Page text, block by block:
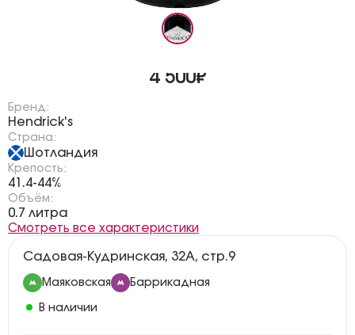
4 500₽
Бренд:
Hendrick's
Страна:
Шотландия
Крепость:
41.4-44%
Объём:
0.7 литра
Смотреть все характеристики
Садовая-Кудринская, 32А, стр.9
Маяковская Баррикадная
В наличии